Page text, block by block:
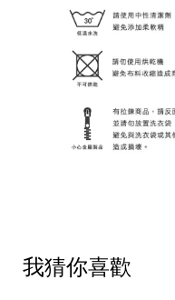
我猜你喜歡